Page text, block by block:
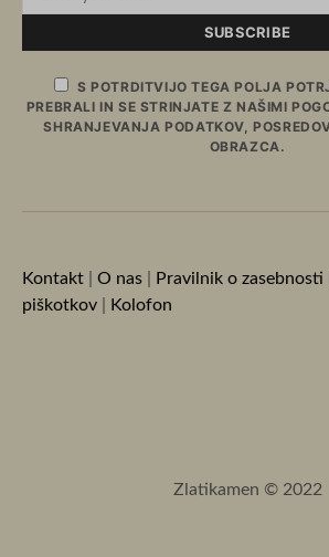
SUBSCRIBE
S POTRDITVIJO TEGA POLJA
PREBRALI IN SE STRINJATE Z NAŠIMI
SHRANJEVANJA PODATKOV,
OBRAZCA.
Kontakt O nas Pravilnik o zasebnosti
piškotkov
Kolofon
Zlatikamen © 2022